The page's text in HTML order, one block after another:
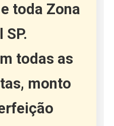
toda Zona
SP.
todas as
monto